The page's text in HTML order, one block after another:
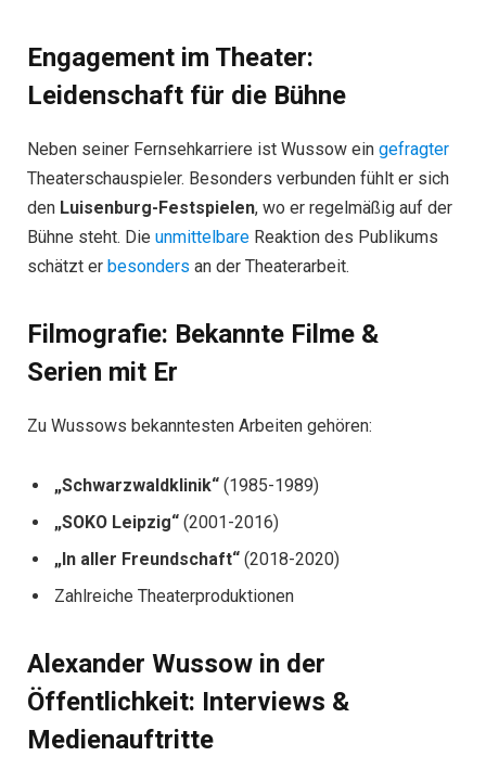
Engagement im Theater:
Leidenschaft für die Bühne
Neben seiner Fernsehkarriere ist Wussow ein gefragter
Theaterschauspieler. Besonders verbunden fühlt er sich
den Luisenburg-Festspielen, wo er regelmäßig auf der
Bühne steht. Die unmittelbare Reaktion des Publikums
schätzt er besonders an der Theaterarbeit.
Filmografie: Bekannte Filme &
Serien mit Er
Zu Wussows bekanntesten Arbeiten gehören:
„Schwarzwaldklinik“ (1985-1989)
„SOKO Leipzig“ (2001-2016)
„In aller Freundschaft“ (2018-2020)
Zahlreiche Theaterproduktionen
Alexander Wussow in der
Öffentlichkeit: Interviews &
Medienauftritte